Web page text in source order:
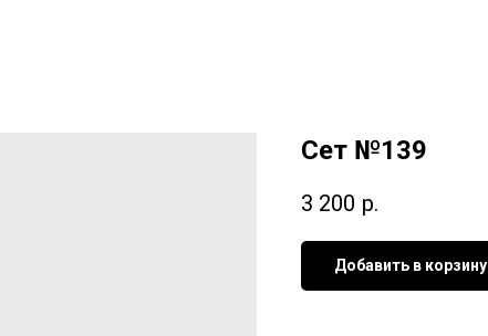
Сет №139
3 200 р.
Добавить в корзину